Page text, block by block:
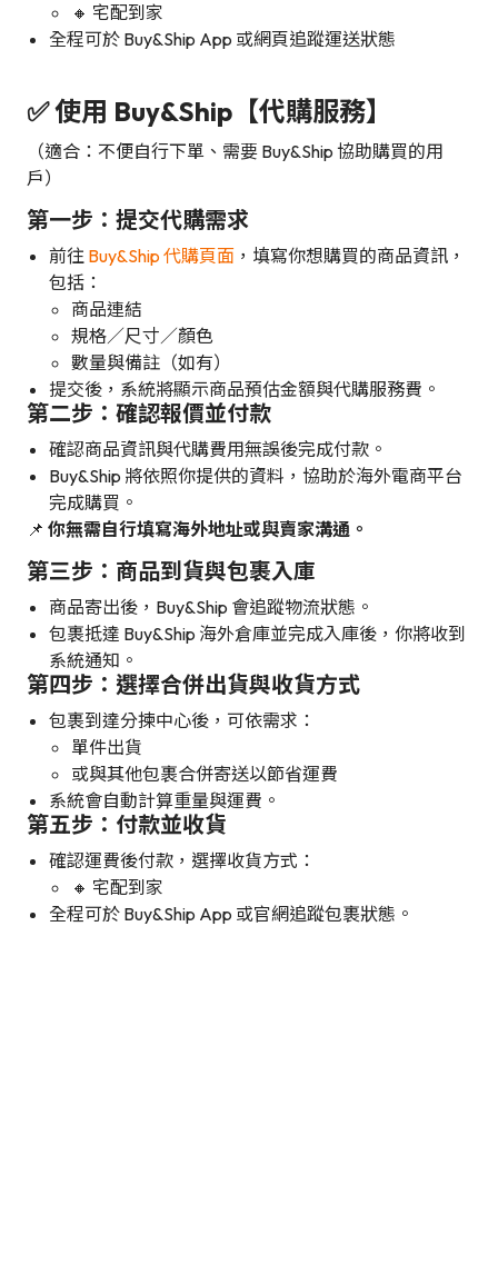
🔸 宅配到家
全程可於 Buy&Ship App 或網頁追蹤運送狀態
✅ 使用 Buy&Ship【代購服務】
（適合：不便自行下單、需要 Buy&Ship 協助購買的用
戶）
第一步：提交代購需求
前往 Buy&Ship 代購頁面 ，填寫你想購買的商品資訊，
包括：
商品連結
規格／尺寸／顏色
數量與備註（如有）
提交後，系統將顯示商品預估金額與代購服務費。
第二步：確認報價並付款
確認商品資訊與代購費用無誤後完成付款。
Buy&Ship 將依照你提供的資料，協助於海外電商平台
完成購買。
📌 你無需自行填寫海外地址或與賣家溝通。
第三步：商品到貨與包裹入庫
商品寄出後，Buy&Ship 會追蹤物流狀態。
包裹抵達 Buy&Ship 海外倉庫並完成入庫後，你將收到
系統通知。
第四步：選擇合併出貨與收貨方式
包裹到達分揀中心後，可依需求：
單件出貨
或與其他包裹合併寄送以節省運費
系統會自動計算重量與運費。
第五步：付款並收貨
確認運費後付款，選擇收貨方式：
🔸 宅配到家
全程可於 Buy&Ship App 或官網追蹤包裹狀態。